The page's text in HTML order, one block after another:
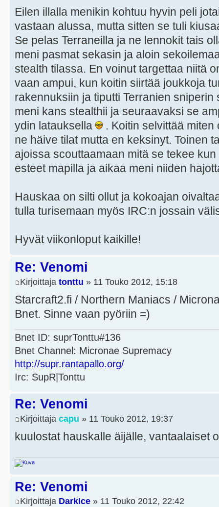
Eilen illalla menikin kohtuu hyvin peli
vastaan alussa, mutta sitten se tuli
Se pelas Terraneilla ja ne lennokit tais
meni pasmat sekasin ja aloin
stealth tilassa. En voinut targettaa niitä
vaan ampui, kun koitin siirtää joukkoja
rakennuksiin ja tiputti Terranien
meni kans stealthii ja seuraavaksi se
ydin latauksella
. Koitin selvittää
ne häive tilat mutta en keksinyt. Toinen
ajoissa scouttaamaan mitä se tekee
esteet mapilla ja aikaa meni niiden
Hauskaa on silti ollut ja kokoajan
tulla turisemaan myös IRC:n jossain
Hyvät viikonloput kaikille!
Re: Venomi
Kirjoittaja tonttu » 11 Touko 2012, 15:18
Starcraft2.fi / Northern Maniacs /
Bnet. Sinne vaan pyöriin =)
Bnet ID: suprTonttu#136
Bnet Channel: Micronae Supremacy
http://supr.rantapallo.org/
Irc: SupR|Tonttu
Re: Venomi
Kirjoittaja capu » 11 Touko 2012, 19:37
kuulostat hauskalle äijälle, vantaalaiset
Re: Venomi
Kirjoittaja DarkIce » 11 Touko 2012, 22:42